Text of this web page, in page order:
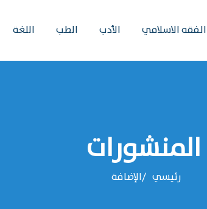
الفقه الاسلامي الأدب الطب اللغة
المنشورات
رئيسي ‌‌الإضافة